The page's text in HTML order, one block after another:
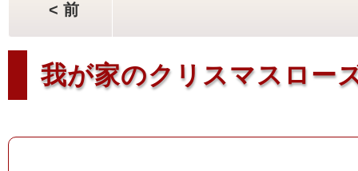
< 前
我が家のクリスマスロー